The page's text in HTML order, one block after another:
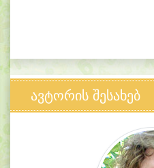
ავტორის შესახებ